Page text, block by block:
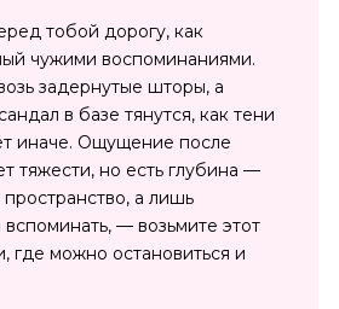
тобой дорогу, как
чужими воспоминаниями.
задернутые шторы, а
в базе тянутся, как тени
иначе. Ощущение после
тяжести, но есть глубина —
а лишь
— возьмите этот
где можно остановиться и